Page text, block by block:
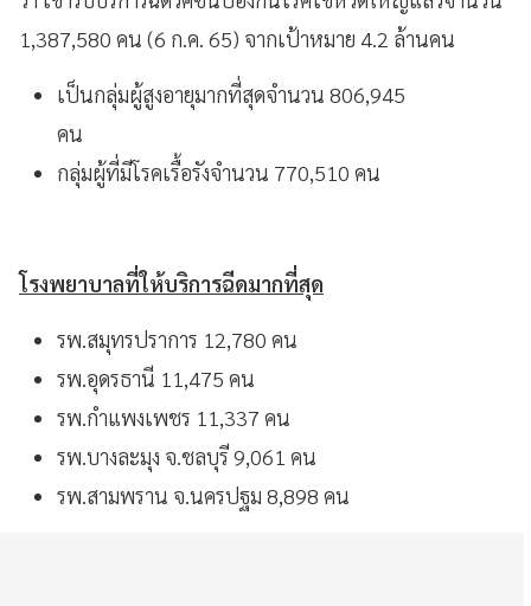
1,387,580 คน (6 ก.ค. 65) จากเป้าหมาย 4.2 ล้านคน
เป็นกลุ่มผู้สูงอายุมากที่สุดจำนวน 806,945
คน
กลุ่มผู้ที่มีโรคเรื้อรังจำนวน 770,510 คน
โรงพยาบาลที่ให้บริการฉีดมากที่สุด
รพ.สมุทรปราการ 12,780 คน
รพ.อุดรธานี 11,475 คน
รพ.กำแพงเพชร 11,337 คน
รพ.บางละมุง จ.ชลบุรี 9,061 คน
รพ.สามพราน จ.นครปฐม 8,898 คน